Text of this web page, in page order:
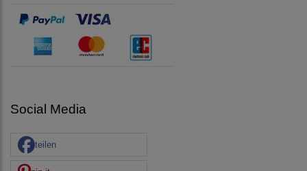
Social Media
teilen